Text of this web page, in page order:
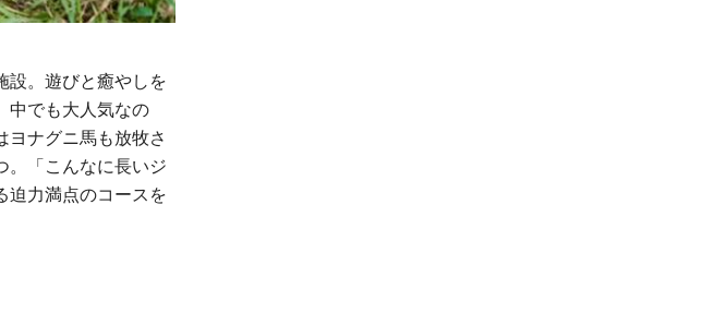
設。遊びと癒やしを
中でも大人気なの
ヨナグニ馬も放牧さ
。「こんなに長いジ
迫力満点のコースを